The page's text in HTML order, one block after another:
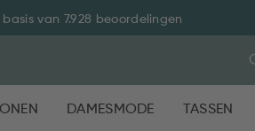
van 7.928 beoordelingen
DAMESMODE TASSEN